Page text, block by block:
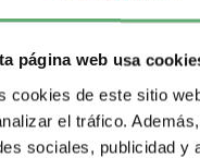
página web usa
cookies de este sitio
el tráfico.
sociales, publicidad y
Tipo